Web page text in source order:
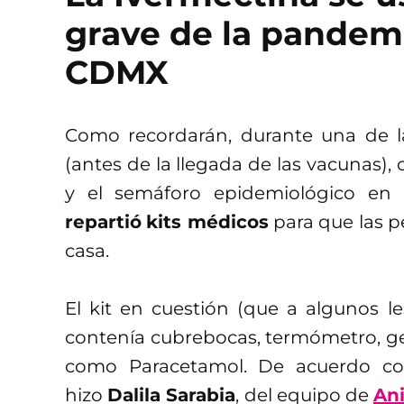
grave de la
CDMX
Como recordarán, durante una de
(antes de la llegada de las
y el semáforo epidemiológico
repartió kits médicospara que las
casa.
El kit en cuestión (que a algunos
contenía cubrebocas, termómetro,
como Paracetamol. De acuerdo
hizo Dalila Sarabia, del equipo de